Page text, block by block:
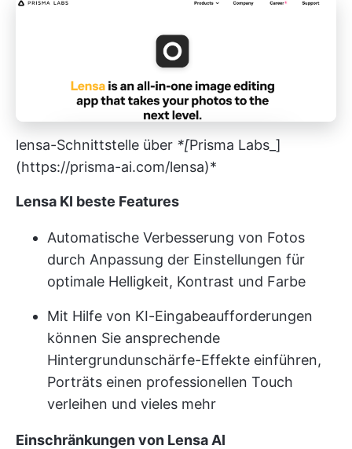
lensa-Schnittstelle über *[Prisma Labs_]
(https://prisma-ai.com/lensa)*
Lensa KI beste Features
Automatische Verbesserung von Fotos
durch Anpassung der Einstellungen für
optimale Helligkeit, Kontrast und Farbe
Mit Hilfe von KI-Eingabeaufforderungen
können Sie ansprechende
Hintergrundunschärfe-Effekte einführen,
Porträts einen professionellen Touch
verleihen und vieles mehr
Einschränkungen von Lensa AI